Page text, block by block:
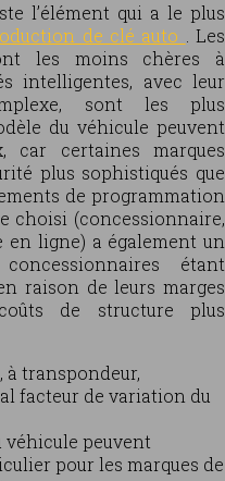
l’élément qui a le plus
de clé auto
. Les
les moins chères à
intelligentes, avec leur
sont les plus
du véhicule peuvent
car certaines marques
plus sophistiqués que
de programmation
choisi (concessionnaire,
en ligne) a également un
étant
raison de leurs marges
de structure plus
à transpondeur,
facteur de variation du
véhicule peuvent
pour les marques de